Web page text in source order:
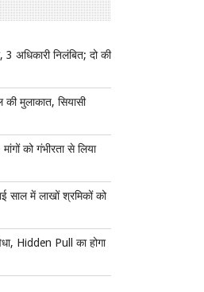
अधिकारी निलंबित; दो की
मुलाकात, सियासी
को गंभीरता से लिया
साल में लाखों श्रमिकों को
Hidden Pull का होगा